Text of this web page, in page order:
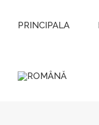
PRINCIPALA